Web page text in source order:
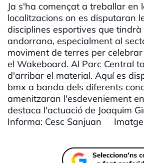
Ja s'ha començat a treballar en
localitzacions on es disputaran
disciplines esportives que
andorrana, especialment al
moviment de terres per
el Wakeboard. Al Parc Central
d'arribar el material. Aquí es
bmx a banda dels diferents
amenitzaran l'esdeveniement
destaca l'actuació de Joaquim
Informa: Cesc Sanjuan